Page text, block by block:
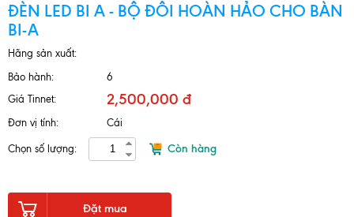
ĐÈN LED BI A - BỘ ĐÔI HOÀN HẢO CHO BÀN
BI-A
Hãng sản xuất:
Bảo hành:
6
Giá Tinnet:
2,500,000 đ
Đơn vị tính: Cái
Chọn số lượng: Còn hàng
Đặt mua